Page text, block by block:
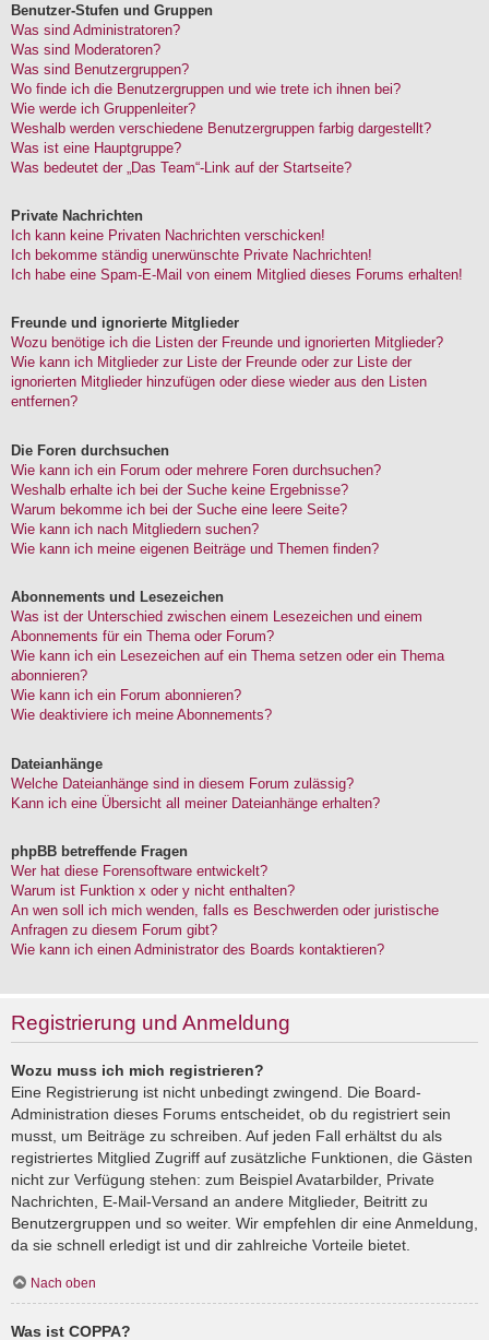
Benutzer-Stufen und Gruppen
Was sind Administratoren?
Was sind Moderatoren?
Was sind Benutzergruppen?
Wo finde ich die Benutzergruppen und wie trete ich ihnen bei?
Wie werde ich Gruppenleiter?
Weshalb werden verschiedene Benutzergruppen farbig dargestellt?
Was ist eine Hauptgruppe?
Was bedeutet der „Das Team“-Link auf der Startseite?
Private Nachrichten
Ich kann keine Privaten Nachrichten verschicken!
Ich bekomme ständig unerwünschte Private Nachrichten!
Ich habe eine Spam-E-Mail von einem Mitglied dieses Forums erhalten!
Freunde und ignorierte Mitglieder
Wozu benötige ich die Listen der Freunde und ignorierten Mitglieder?
Wie kann ich Mitglieder zur Liste der Freunde oder zur Liste der
ignorierten Mitglieder hinzufügen oder diese wieder aus den Listen
entfernen?
Die Foren durchsuchen
Wie kann ich ein Forum oder mehrere Foren durchsuchen?
Weshalb erhalte ich bei der Suche keine Ergebnisse?
Warum bekomme ich bei der Suche eine leere Seite?
Wie kann ich nach Mitgliedern suchen?
Wie kann ich meine eigenen Beiträge und Themen finden?
Abonnements und Lesezeichen
Was ist der Unterschied zwischen einem Lesezeichen und einem
Abonnements für ein Thema oder Forum?
Wie kann ich ein Lesezeichen auf ein Thema setzen oder ein Thema
abonnieren?
Wie kann ich ein Forum abonnieren?
Wie deaktiviere ich meine Abonnements?
Dateianhänge
Welche Dateianhänge sind in diesem Forum zulässig?
Kann ich eine Übersicht all meiner Dateianhänge erhalten?
phpBB betreffende Fragen
Wer hat diese Forensoftware entwickelt?
Warum ist Funktion x oder y nicht enthalten?
An wen soll ich mich wenden, falls es Beschwerden oder juristische
Anfragen zu diesem Forum gibt?
Wie kann ich einen Administrator des Boards kontaktieren?
Registrierung und Anmeldung
Wozu muss ich mich registrieren?
Eine Registrierung ist nicht unbedingt zwingend. Die Board-
Administration dieses Forums entscheidet, ob du registriert sein
musst, um Beiträge zu schreiben. Auf jeden Fall erhältst du als
registriertes Mitglied Zugriff auf zusätzliche Funktionen, die Gästen
nicht zur Verfügung stehen: zum Beispiel Avatarbilder, Private
Nachrichten, E-Mail-Versand an andere Mitglieder, Beitritt zu
Benutzergruppen und so weiter. Wir empfehlen dir eine Anmeldung,
da sie schnell erledigt ist und dir zahlreiche Vorteile bietet.
Nach oben
Was ist COPPA?